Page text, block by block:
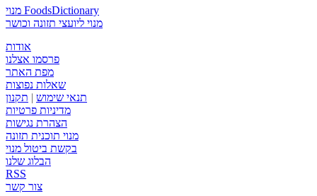
מנוי FoodsDictionary
מנוי ליועצי תזונה וכושר
אודות
פרסמו אצלנו
מפת האתר
שאלות נפוצות
תנאי שימוש | תקנון
מדיניות פרטיות
הצהרת נגישות
מנוי תוכנית תזונה
בקשת ביטול מנוי
הבלוג שלנו
RSS
צור קשר